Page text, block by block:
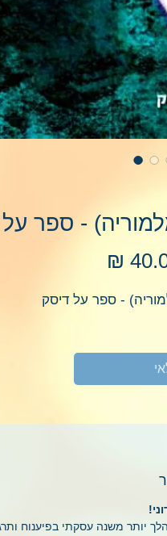
- ספר
- ספר על דיסק
יותר משנה עסקתי בפיענוח